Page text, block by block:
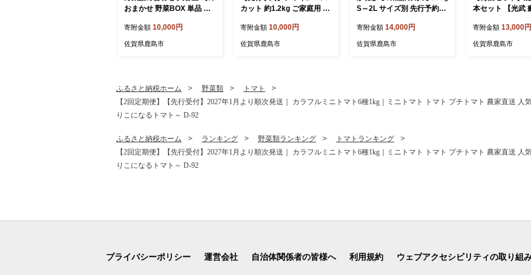
おまかせ 野菜BOX 単品 【1
せ 野菜セット セット 旬 1回
お試し 定番野菜 季節野菜
レンコン やさい ヤサイ 九
寄附金額 10,000円
佐賀県鹿島市
カット 約1.2kg ご家庭用 冷
降発送】 B-658
寄附金額 10,000円
佐賀県鹿島市
S～2L サイズ別 先行予約
送予定》温州みかん ふるさ
と納税 みかん10kg 大容量
寄附金額 14,000円
佐賀県鹿島市
本セット 【光武
00ml 1本(パリ・
ー2024 ゴールド
寄附金額 13,000円
佐賀県鹿島市
ふるさと納税ホーム 野菜類
トマト
【2回定期便】【先行受付】2027年1月より順次発送｜ カラフルミニトマト6種1kg｜ミニトマト トマト プチトマト 農家直送 人
りこになるトマト～ D-92
ふるさと納税ホーム ランキング 野菜類ランキング
トマトランキング
【2回定期便】【先行受付】2027年1月より順次発送｜ カラフルミニトマト6種1kg｜ミニトマト トマト プチトマト 農家直送 人
りこになるトマト～ D-92
プライバシーポリシー 運営会社 自治体関係者の皆様へ 利用規約 ウェブアクセシビリティの取り組